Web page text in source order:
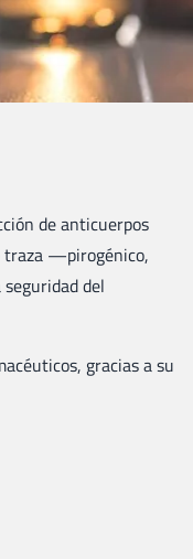
de anticuerpos
traza —pirogénico,
del
gracias a su